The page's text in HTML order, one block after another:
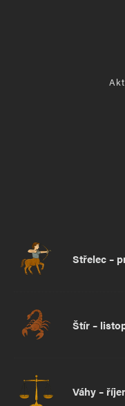
Střelec –
Štír –
Váhy –